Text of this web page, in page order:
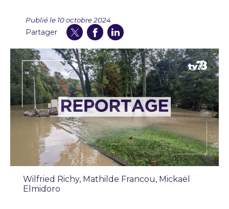
Publié le 10 octobre 2024
Partager
Wilfried Richy, Mathilde Francou, Mickaël
Elmidoro